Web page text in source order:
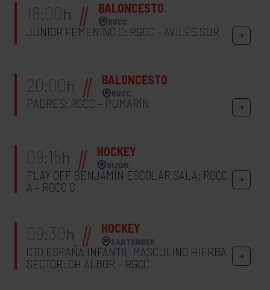
18:00h BALONCESTO
RGCC
JUNIOR FEMENINO C: RGCC – AVILÉS SUR
20:00h BALONCESTO
RGCC
PADRES: RGCC – PUMARÍN
09:15h HOCKEY
GIJÓN
PLAY OFF BENJAMÍN ESCOLAR SALA: RGCC
A – RGCC C
09:30h HOCKEY
SANTANDER
CTO ESPAÑA INFANTIL MASCULINO HIERBA
SECTOR: CH ALBOR – RGCC